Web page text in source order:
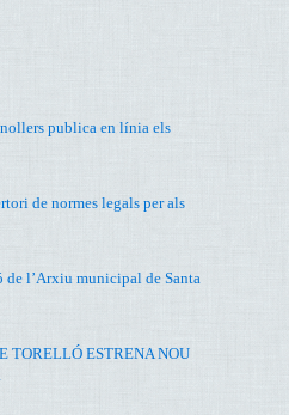
publica en línia els
de normes legals per als
l’Arxiu municipal de Santa
TORELLÓ ESTRENA NOU